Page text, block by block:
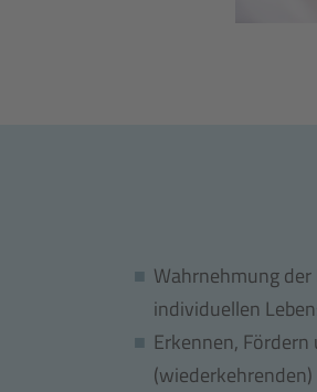
Wahrnehmung
individuellen
Erkennen,